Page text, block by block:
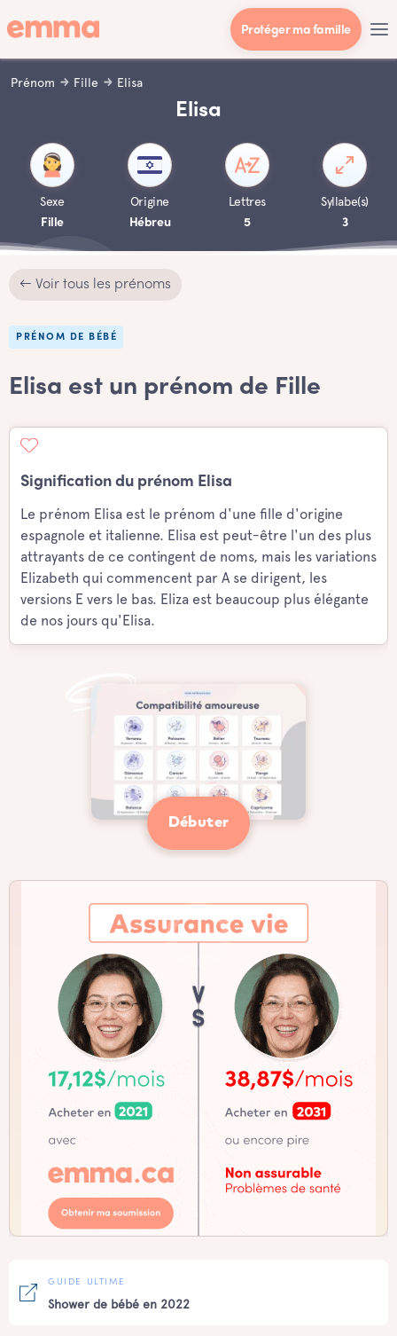
Protéger ma famille
Prénom Fille Elisa
Elisa
Sexe
Fille
Origine
Hébreu
Lettres
5
Syllabe(s)
3
← Voir tous les prénoms
PRÉNOM DE BÉBÉ
Elisa est un prénom de Fille
Signification du prénom Elisa
Le prénom Elisa est le prénom d'une fille d'origine
espagnole et italienne. Elisa est peut-être l'un des plus
attrayants de ce contingent de noms, mais les variations
Elizabeth qui commencent par A se dirigent, les
versions E vers le bas. Eliza est beaucoup plus élégante
de nos jours qu'Elisa.
Débuter
GUIDE ULTIME
Shower de bébé en 2022